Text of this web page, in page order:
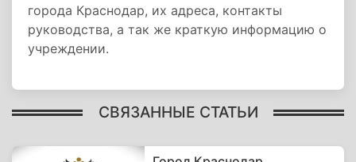
города Краснодар, их адреса, контакты
руководства, а так же краткую информацию о
учреждении.
СВЯЗАННЫЕ СТАТЬИ